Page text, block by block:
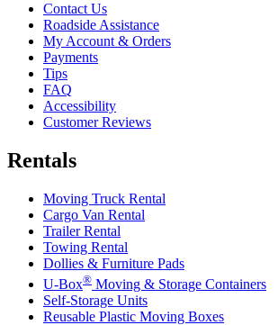
Contact Us
Roadside Assistance
My Account & Orders
Payments
Tips
FAQ
Accessibility
Customer Reviews
Rentals
Moving Truck Rental
Cargo Van Rental
Trailer Rental
Towing Rental
Dollies & Furniture Pads
U-Box® Moving & Storage Containers
Self-Storage Units
Reusable Plastic Moving Boxes